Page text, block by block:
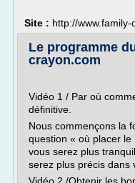
Site : http://www.family-
Le programme
crayon.com
Vidéo 1 / Par où
définitive.
Nous commençons la
question « où placer
vous serez plus
serez plus précis dans